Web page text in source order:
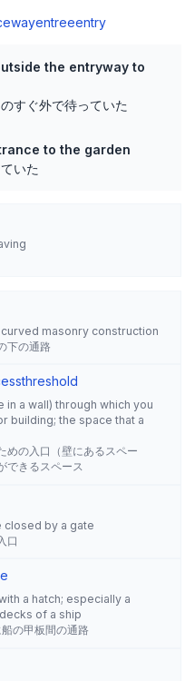
entreeentry
the entryway to
すぐ外で待っていた
to the garden
いた
masonry construction
下の通路
threshold
in a wall) through which you
building; the space that a
めの入口（壁にあるスペー
できるスペース
closed by a gate
口
a hatch; especially a
of a ship
の甲板間の通路